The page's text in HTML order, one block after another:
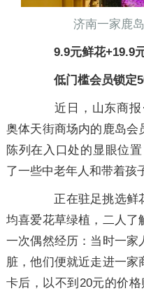
济南一家鹿
9.9元鲜花+19.9
低门槛会员锁定
近日，山东商报·
奥体天街商场内的鹿岛会
陈列在入口处的显眼位
了一些中老年人和带着孩
正在驻足挑选鲜花
均喜爱花草绿植，二人了
一次偶然经历：当时一家
脏，他们便就近走进一家
卡后，以不到20元的价